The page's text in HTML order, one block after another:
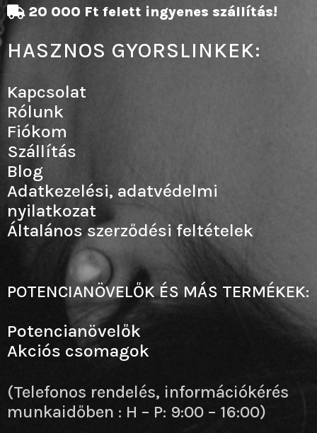
20 000 Ft felett ingyenes szállítás!
HASZNOS GYORSLINKEK:
Kapcsolat
Rólunk
Fiókom
Szállítás
Blog
Adatkezelési, adatvédelmi
nyilatkozat
Általános szerződési feltételek
POTENCIANÖVELŐK ÉS MÁS TERMÉKEK:
Potencianövelők
Akciós csomagok
(Telefonos rendelés, információkérés
munkaidőben : H – P: 9:00 – 16:00)